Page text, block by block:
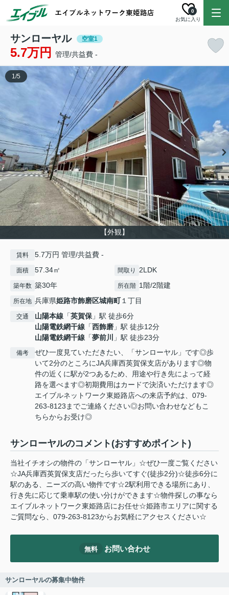
お気に入り
0
サンローヤル 空室1
5.7万円 管理/共益費 -
【外観】
1/5
賃料 5.7万円 管理/共益費 -
面積 57.34㎡ 間取り 2LDK
築年数 築30年 所在階 1階/2階建
所在地 兵庫県姫路市飾磨区城南町１丁目
交通 山陽本線 「英賀保」駅 徒歩6分
山陽電鉄網干線 「西飾磨 」駅 徒歩12分
山陽電鉄網干線 「夢前川 」駅 徒歩23分
備考
ぜひ一度見ていただきたい、「サンローヤル」です◎歩
いて2分のところにJA兵庫西英賀保支店があります◎物
件の近くに駅が2つあるため、用途や行き先によって経
路を選べます◎初期費用はカードで決済いただけます◎
エイブルネットワーク東姫路店への来店予約は、079-
263-8123までご連絡ください◎お問い合わせなどもこ
ちらからお受け◎
サンローヤルのコメント(おすすめポイント)
当社イチオシの物件の「サンローヤル」☆ぜひ一度ご覧ください
☆JA兵庫西英賀保支店だったら歩いてすぐ(徒歩2分)☆徒歩6分に
駅のある、ニーズの高い物件です☆2駅利用できる場所にあり、
行き先に応じて乗車駅の使い分けができます☆物件探しの事なら
エイブルネットワーク東姫路店にお任せ☆姫路市エリアに関する
ご質問なら、079-263-8123からお気軽にアクセスください☆
無料 お問い合わせ
サンローヤルの募集中物件